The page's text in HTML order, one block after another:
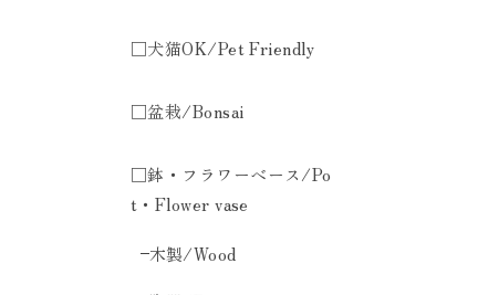
□犬猫OK/Pet Friendly
□盆栽/Bonsai
□鉢・フラワーベース/Po
t・Flower vase
木製/Wood